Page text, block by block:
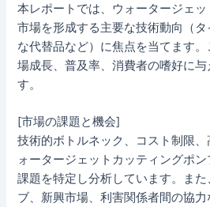
本レポートでは、ウォータージェ
市場を形成する主要な技術動向（
な代替品など）に焦点を当てます
場成長、普及率、消費者の嗜好に
す。
[市場の課題と機会]
技術的ボトルネック、コスト制限
ォータージェットカッティングポ
課題を特定し分析しています。ま
ブ、新興市場、利害関係者間の協